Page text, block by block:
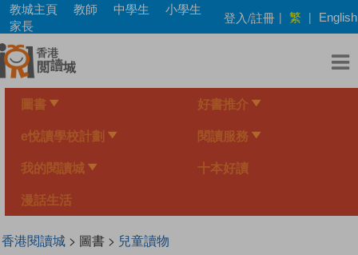
Skip
main
content
教城主頁 教師 中學生
小學生
家長
登入/註冊 | 繁 | English
圖書 好書推介
e悅讀學校計劃 閱讀服務
我的閱讀城 十本好讀
漫話生活
香港閱讀城> 圖書 > 兒童讀物